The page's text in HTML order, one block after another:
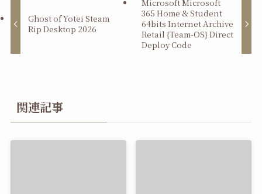
Ghost of Yotei Steam
Rip Desktop 2026
Microsoft Microsoft
365 Home & Student
64bits Internet Archive
Retail {Team-OS} Direct
Deploy Code
関連記事